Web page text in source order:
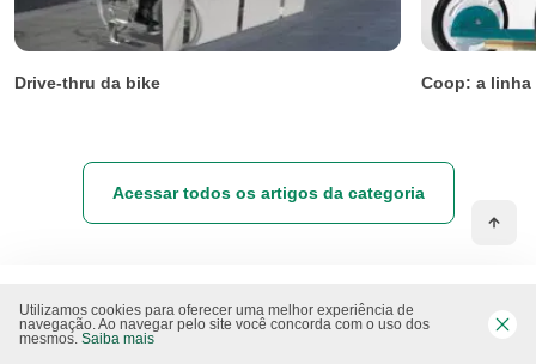
Drive-thru da bike Coop: a
Acessar todos os artigos da categoria
Utilizamos cookies para oferecer uma melhor experiência de
navegação. Ao navegar pelo site você concorda com o uso dos
mesmos. Saiba mais